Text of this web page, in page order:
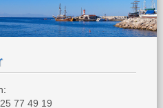
77 49 19